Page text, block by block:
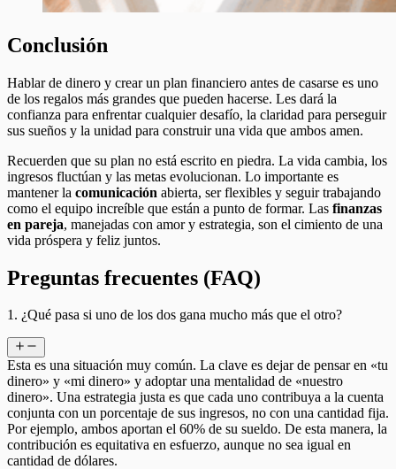
Conclusión
Hablar de dinero y crear un plan financiero antes de casarse es uno
de los regalos más grandes que pueden hacerse. Les dará la
confianza para enfrentar cualquier desafío, la claridad para perseguir
sus sueños y la unidad para construir una vida que ambos amen.
Recuerden que su plan no está escrito en piedra. La vida cambia, los
ingresos fluctúan y las metas evolucionan. Lo importante es
mantener la comunicación abierta, ser flexibles y seguir trabajando
como el equipo increíble que están a punto de formar. Las finanzas
en pareja, manejadas con amor y estrategia, son el cimiento de una
vida próspera y feliz juntos.
Preguntas frecuentes (FAQ)
1. ¿Qué pasa si uno de los dos gana mucho más que el otro?
Esta es una situación muy común. La clave es dejar de pensar en «tu
dinero» y «mi dinero» y adoptar una mentalidad de «nuestro
dinero». Una estrategia justa es que cada uno contribuya a la cuenta
conjunta con un porcentaje de sus ingresos, no con una cantidad fija.
Por ejemplo, ambos aportan el 60% de su sueldo. De esta manera, la
contribución es equitativa en esfuerzo, aunque no sea igual en
cantidad de dólares.